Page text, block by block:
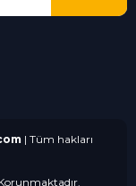
| Tüm hakları